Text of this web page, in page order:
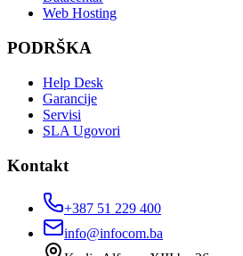
Web Hosting
PODRŠKA
Help Desk
Garancije
Servisi
SLA Ugovori
Kontakt
+387 51 229 400
info@infocom.ba